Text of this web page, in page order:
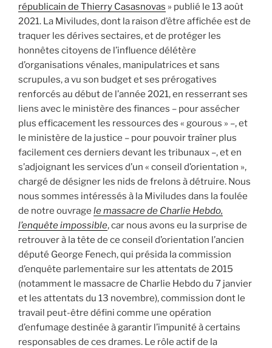
républicain de Thierry Casasnovas » publié le 13 août
2021. La Miviludes, dont la raison d’être affichée est de
traquer les dérives sectaires, et de protéger les
honnêtes citoyens de l’influence délétère
d’organisations vénales, manipulatrices et sans
scrupules, a vu son budget et ses prérogatives
renforcés au début de l’année 2021, en resserrant ses
liens avec le ministère des finances – pour assécher
plus efficacement les ressources des « gourous » –, et
le ministère de la justice – pour pouvoir traîner plus
facilement ces derniers devant les tribunaux –, et en
s’adjoignant les services d’un « conseil d’orientation »,
chargé de désigner les nids de frelons à détruire. Nous
nous sommes intéressés à la Miviludes dans la foulée
de notre ouvrage le massacre de Charlie Hebdo,
l’enquête impossible, car nous avons eu la surprise de
retrouver à la tête de ce conseil d’orientation l’ancien
député George Fenech, qui présida la commission
d’enquête parlementaire sur les attentats de 2015
(notamment le massacre de Charlie Hebdo du 7 janvier
et les attentats du 13 novembre), commission dont le
travail peut-être défini comme une opération
d’enfumage destinée à garantir l’impunité à certains
responsables de ces drames. Le rôle actif de la